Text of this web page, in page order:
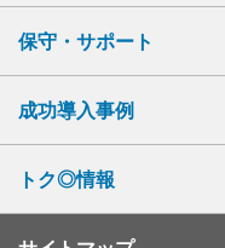
保守・サポート
成功導入事例
トク◎情報